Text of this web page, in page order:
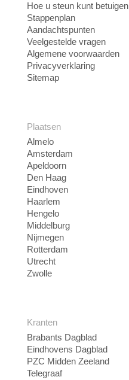
Hoe u steun kunt betuigen
Stappenplan
Aandachtspunten
Veelgestelde vragen
Algemene voorwaarden
Privacyverklaring
Sitemap
Plaatsen
Almelo
Amsterdam
Apeldoorn
Den Haag
Eindhoven
Haarlem
Hengelo
Middelburg
Nijmegen
Rotterdam
Utrecht
Zwolle
Kranten
Brabants Dagblad
Eindhovens Dagblad
PZC Midden Zeeland
Telegraaf